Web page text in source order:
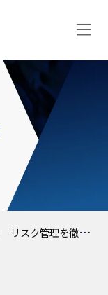
リスク管理を徹底するための組織文化｜デニソン診断の追加モジュール